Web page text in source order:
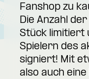
Fanshop zu
Die Anzahl
Stück limitiert
Spielern des
signiert! Mit
also auch